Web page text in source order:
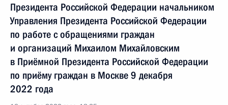
Президента Российской Федерации начальником
Управления Президента Российской Федерации
по работе с обращениями граждан
и организаций Михаилом Михайловским
в Приёмной Президента Российской Федерации
по приёму граждан в Москве 9 декабря
2022 года